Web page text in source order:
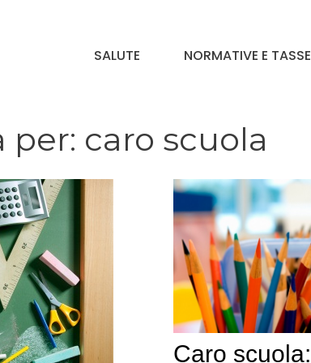
SALUTE NORMATIVE E TASSE
per: caro scuola
Caro scuola: